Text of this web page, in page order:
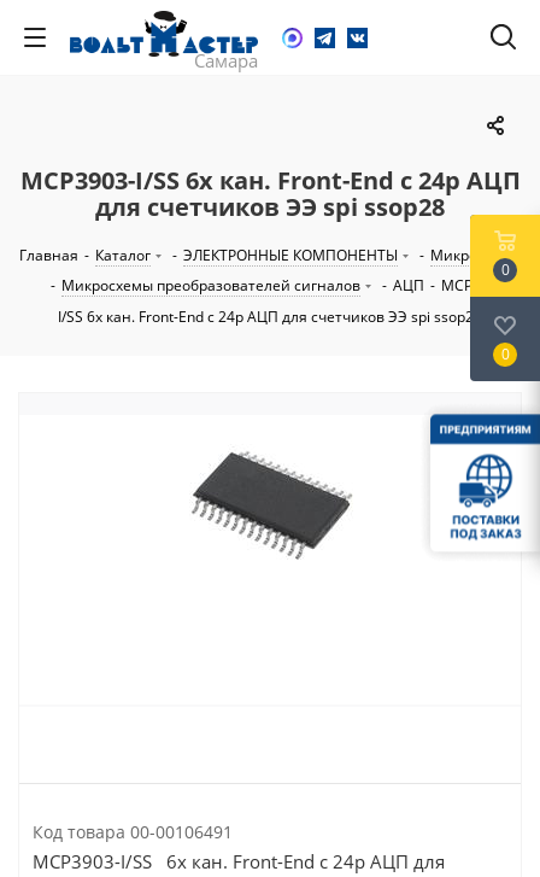
MCP3903-I/SS 6х кан. Front-End с 24р АЦП
для счетчиков ЭЭ spi ssop28
Главная - Каталог - ЭЛЕКТРОННЫЕ КОМПОНЕНТЫ - Микросхемы
- Микросхемы преобразователей сигналов - АЦП - MCP3903-
I/SS 6х кан. Front-End с 24р АЦП для счетчиков ЭЭ spi ssop28
Код товара 00-00106491
MCP3903-I/SS 6х кан. Front-End с 24р АЦП для
0
0